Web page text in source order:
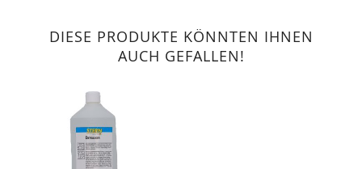
DIESE PRODUKTE KÖNNTEN IHNEN
AUCH GEFALLEN!